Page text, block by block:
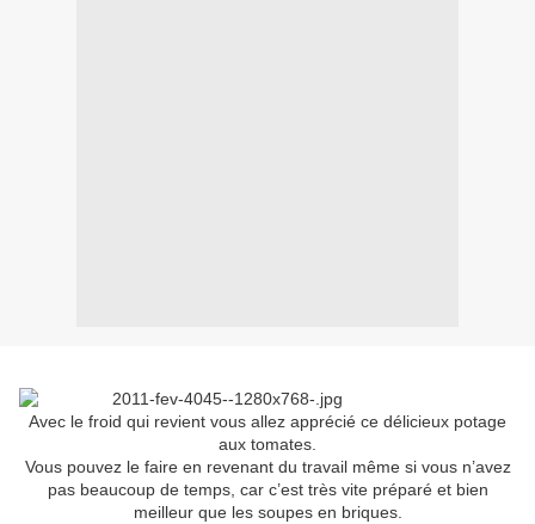
Avec le froid qui revient vous allez apprécié ce délicieux potage
aux tomates.
Vous pouvez le faire en revenant du travail même si vous n’avez
pas beaucoup de temps, car c’est très vite préparé et bien
meilleur que les soupes en briques.